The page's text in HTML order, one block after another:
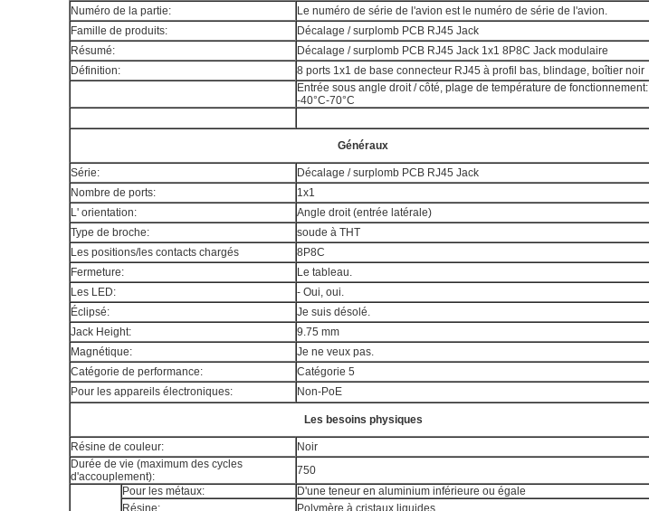
Numéro de la partie:
Le numéro de série de l'avion est le numéro de série de l'avion.
Famille de produits:
Décalage / surplomb PCB RJ45 Jack
Résumé:
Décalage / surplomb PCB RJ45 Jack 1x1 8P8C Jack modulaire
Définition:
8 ports 1x1 de base connecteur RJ45 à profil bas, blindage, boîtier noir
Entrée sous angle droit / côté, plage de température de fonctionnement:
-40°C-70°C
Généraux
Série:
Décalage / surplomb PCB RJ45 Jack
Nombre de ports:
1x1
L' orientation:
Angle droit (entrée latérale)
Type de broche:
soude à THT
Les positions/les contacts chargés
8P8C
Fermeture:
Le tableau.
Les LED:
- Oui, oui.
Éclipsé:
Je suis désolé.
Jack Height:
9.75 mm
Magnétique:
Je ne veux pas.
Catégorie de performance:
Catégorie 5
Pour les appareils électroniques:
Non-PoE
Les besoins physiques
Résine de couleur:
Noir
Durée de vie (maximum des cycles
d'accouplement):
750
Pour les métaux:
D'une teneur en aluminium inférieure ou égale
Résine:
Polymère à cristaux liquides